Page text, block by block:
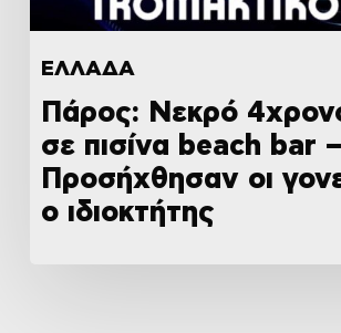
ΕΛΛΑΔΑ
Πάρος: Νεκρό
σε πισίνα beach bar –
Προσήχθησαν οι
ο ιδιοκτήτης